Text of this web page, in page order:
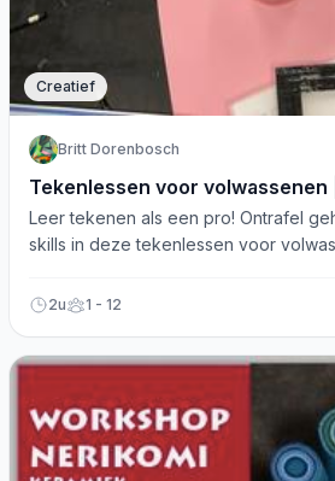
Creatief
Britt Dorenbosch
Tekenlessen voor volwassenen
Leer tekenen als een pro! Ontrafel
skills in deze tekenlessen voor
2u 1 - 12